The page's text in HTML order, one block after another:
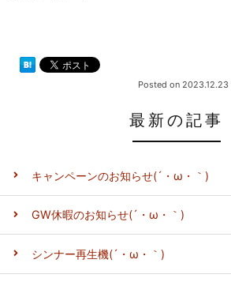
Posted on 2023.12.23
最新の記事
キャンペーンのお知らせ(´・ω・｀)
GW休暇のお知らせ(´・ω・｀)
シンナー再生機(´・ω・｀)